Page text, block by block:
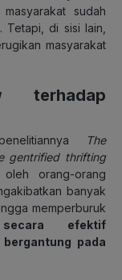
sudah
Tetapi, di sisi lain,
masyarakat
terhadap
The
gentrified thrifting
orang-orang
banyak
memperburuk
secara efektif
pada